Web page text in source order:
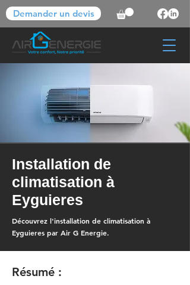
Demander un devis
Installation de
climatisation à
Eyguieres
Découvrez l'installation de climatisation à
Eyguieres par Air G Energie.
Résumé :